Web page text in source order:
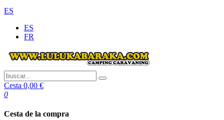
ES
ES
FR
Cesta 0,00 €
0
Cesta de la compra